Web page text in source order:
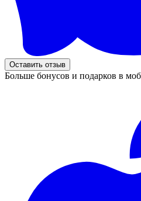
Оставить отзыв
Больше бонусов и подарков в